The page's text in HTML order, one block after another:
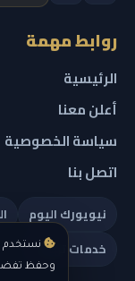
نستخدم
وحفظ
روابط مهمة
الرئيسية
أعلن معنا
سياسة الخصوصية
اتصل بنا
نيويورك اليوم
خدمات تهمك